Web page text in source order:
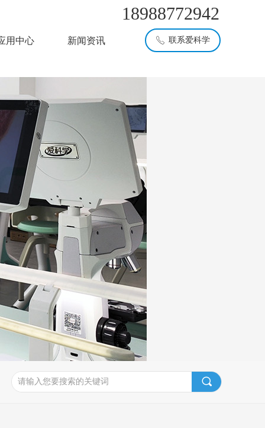
用中心 新闻资讯 ꂅ 联系爱科学
18988772942
끠